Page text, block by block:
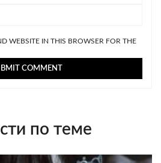
WEBSITE IN THIS BROWSER FOR THE
по теме